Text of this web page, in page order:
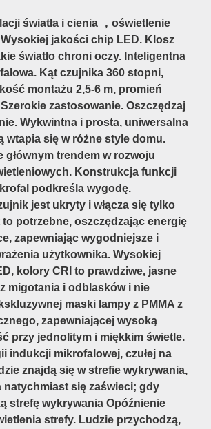
światła i cienia ，oświetlenie
jakości chip LED. Klosz
światło chroni oczy. Inteligentna
Kąt czujnika 360 stopni,
montażu 2,5-6 m, promień
zastosowanie. Oszczędzaj
Wykwintna i prosta, uniwersalna
wtapia się w różne style domu.
głównym trendem w rozwoju
Konstrukcja funkcji
podkreśla wygodę.
jest ukryty i włącza się tylko
potrzebne, oszczędzając energię
zapewniając wygodniejsze i
użytkownika. Wysokiej
kolory CRI to prawdziwe, jasne
migotania i odblasków i nie
maski lampy z PMMA z
zapewniającej wysoką
przy jednolitym i miękkim świetle.
indukcji mikrofalowej, czułej na
znajdą się w strefie wykrywania,
natychmiast się zaświeci; gdy
strefę wykrywania Opóźnienie
strefy. Ludzie przychodzą,